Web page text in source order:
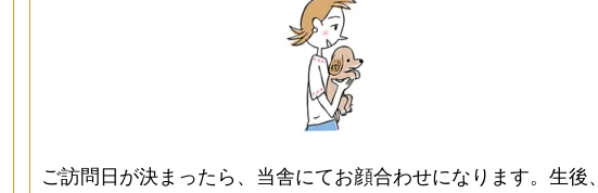
ご訪問日が決まったら、当舎にてお顔合わせになります。生後、